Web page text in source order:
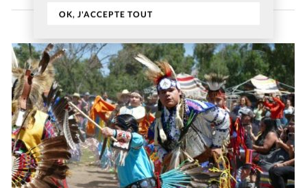
OK, J'ACCEPTE TOUT